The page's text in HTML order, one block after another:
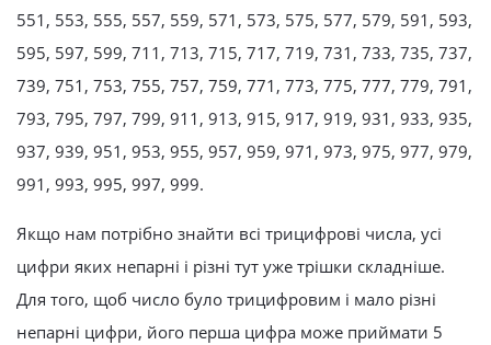
551, 553, 555, 557, 559, 571, 573, 575, 577, 579, 591, 593,
595, 597, 599, 711, 713, 715, 717, 719, 731, 733, 735, 737,
739, 751, 753, 755, 757, 759, 771, 773, 775, 777, 779, 791,
793, 795, 797, 799, 911, 913, 915, 917, 919, 931, 933, 935,
937, 939, 951, 953, 955, 957, 959, 971, 973, 975, 977, 979,
991, 993, 995, 997, 999.
Якщо нам потрібно знайти всі трицифрові числа, усі
цифри яких непарні і різні тут уже трішки складніше.
Для того, щоб число було трицифровим і мало різні
непарні цифри, його перша цифра може приймати 5